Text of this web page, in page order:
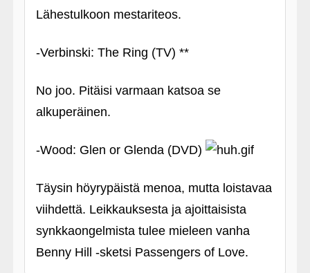
Lähestulkoon mestariteos.
‑Verbinski: The Ring (TV) **
No joo. Pitäisi varmaan katsoa se
alkuperäinen.
‑Wood: Glen or Glenda (DVD)
Täysin höyrypäistä menoa, mutta loistavaa
viihdettä. Leikkauksesta ja ajoittaisista
synkkaongelmista tulee mieleen vanha
Benny Hill ‑sketsi Passengers of Love.